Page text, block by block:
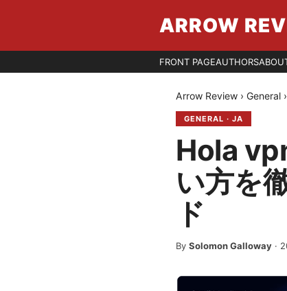
ARROW
FRONT PAGEAUTHORS
Arrow Review › General ›
GENERAL · JA
Hola
い方を
ド
By Solomon Galloway ·